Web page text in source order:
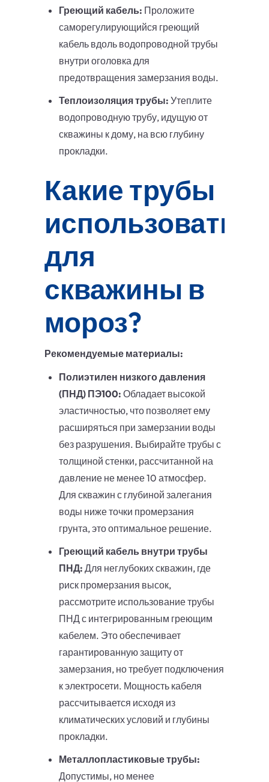
Греющий кабель: Проложите
саморегулирующийся греющий
кабель вдоль водопроводной трубы
внутри оголовка для
предотвращения замерзания воды.
Теплоизоляция трубы: Утеплите
водопроводную трубу, идущую от
скважины к дому, на всю глубину
прокладки.
Какие трубы
использовать
для
скважины в
мороз?
Рекомендуемые материалы:
Полиэтилен низкого давления
(ПНД) ПЭ100: Обладает высокой
эластичностью, что позволяет ему
расширяться при замерзании воды
без разрушения. Выбирайте трубы с
толщиной стенки, рассчитанной на
давление не менее 10 атмосфер.
Для скважин с глубиной залегания
воды ниже точки промерзания
грунта, это оптимальное решение.
Греющий кабель внутри трубы
ПНД: Для неглубоких скважин, где
риск промерзания высок,
рассмотрите использование трубы
ПНД с интегрированным греющим
кабелем. Это обеспечивает
гарантированную защиту от
замерзания, но требует подключения
к электросети. Мощность кабеля
рассчитывается исходя из
климатических условий и глубины
прокладки.
Металлопластиковые трубы:
Допустимы, но менее